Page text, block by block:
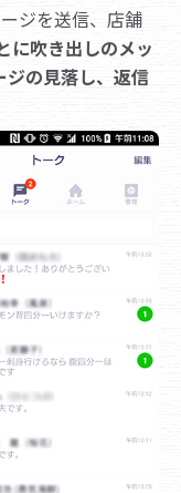
ジを送信、店舗
に吹き出しのメッ
ジの見落し、返信